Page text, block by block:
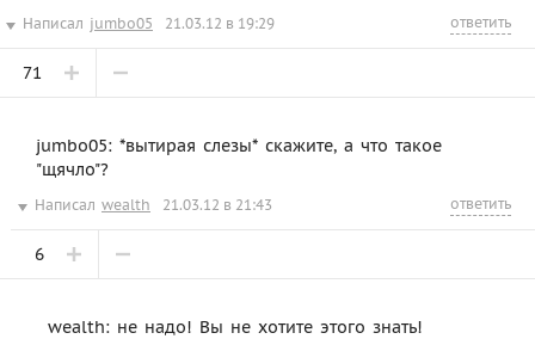
Написал jumbo05 21.03.12 в 19:29 ответить
71
jumbo05: *вытирая слезы* скажите, а что такое
"щячло"?
Написал wealth 21.03.12 в 21:43 ответить
6
wealth: не надо! Вы не хотите этого знать!